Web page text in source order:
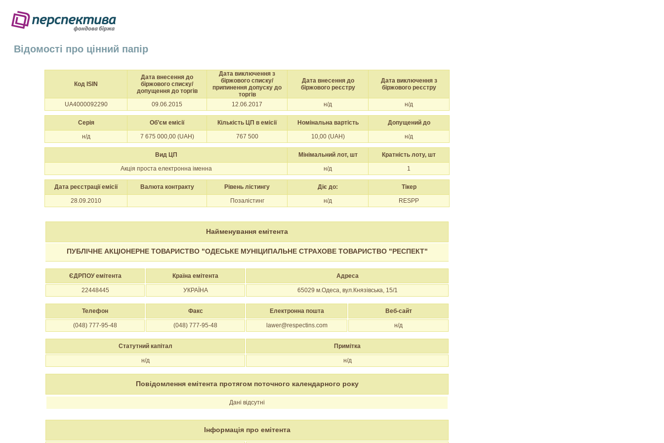
Відомості про цінний папір
Код ISIN
Дата внесення до
біржового списку/
допущення до торгів
Дата виключення з
біржового списку/
припинення допуску до
торгів
Дата внесення до
біржового реєстру
Дата виключення з
біржового реєстру
UA4000092290 09.06.2015 12.06.2017 н/д н/д
Серія Об’єм емісії Кількість ЦП в емісії Номінальна вартість
Допущений до
н/д
7 675 000,00 (UAH) 767 500 10,00 (UAH) н/д
Вид ЦП Мінімальний лот, шт
Кратність лоту, шт
Акція проста електронна іменна
н/д 1
Дата реєстрації емісії Валюта контракту Рівень лістингу Діє до:
Тікер
28.09.2010
Позалістинг н/д RESPP
Найменування емітента
ПУБЛІЧНЕ АКЦІОНЕРНЕ ТОВАРИСТВО "ОДЕСЬКЕ МУНІЦИПАЛЬНЕ СТРАХОВЕ ТОВАРИСТВО "РЕСПЕКТ"
ЄДРПОУ емітента Країна емітента Адреса
22448445 УКРАЇНА 65029 м.Одеса, вул.Князівська, 15/1
Телефон Факс Електронна пошта Веб-сайт
(048) 777-95-48 (048) 777-95-48 lawer@respectins.com н/д
Статутний капітал Примітка
н/д н/д
Повідомлення емітента протягом поточного календарного року
Дані відсутні
Інформація про емітента